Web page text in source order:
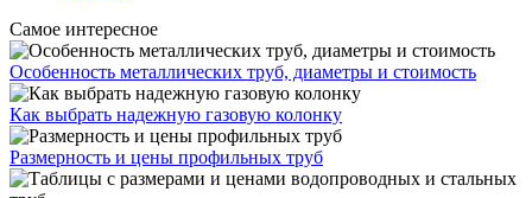
Самое интересное
Особенность металлических труб, диаметры и стоимость
Как выбрать надежную газовую колонку
Размерность и цены профильных труб